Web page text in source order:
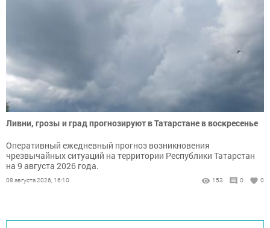
Ливни, грозы и град прогнозируют в Татарстане в воскресенье
Оперативный ежедневный прогноз возникновения
чрезвычайных ситуаций на территории Республики Татарстан
на 9 августа 2026 года.
08 августа 2026, 16:10 153 0 0